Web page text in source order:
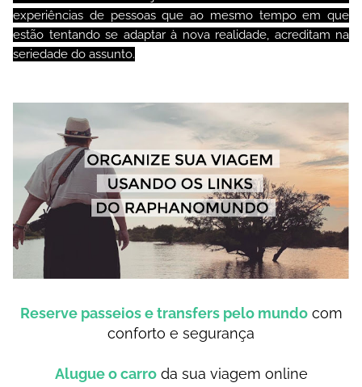
experiências de pessoas que ao mesmo tempo em que
estão tentando se adaptar à nova realidade, acreditam na
seriedade do assunto.
Reserve passeios e transfers pelo mundocom
conforto e segurança
Alugue o carroda sua viagem online